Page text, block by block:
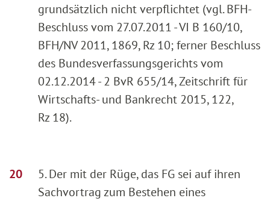
grundsätzlich nicht verpflichtet (vgl. BFH-
Beschluss vom 27.07.2011 - VI B 160/10,
BFH/NV 2011, 1869, Rz 10; ferner Beschluss
des Bundesverfassungsgerichts vom
02.12.2014 - 2 BvR 655/14, Zeitschrift für
Wirtschafts- und Bankrecht 2015, 122,
Rz 18).
5. Der mit der Rüge, das FG sei auf ihren
Sachvortrag zum Bestehen eines